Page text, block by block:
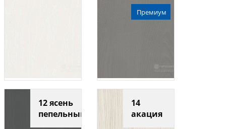
Премиум
12 ясень
пепельный
14
акация